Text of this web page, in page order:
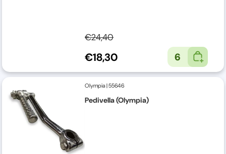
€24,40
€18,30 6
Olympia|55646
Pedivella (Olympia)